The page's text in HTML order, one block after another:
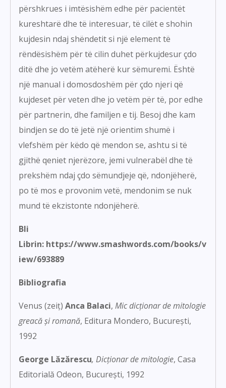
përshkrues i imtësishëm edhe për pacientët
kureshtarë dhe të interesuar, të cilët e shohin
kujdesin ndaj shëndetit si një element të
rëndësishëm për të cilin duhet përkujdesur çdo
ditë dhe jo vetëm atëherë kur sëmuremi. Është
një manual i domosdoshëm për çdo njeri që
kujdeset për veten dhe jo vetëm për të, por edhe
për partnerin, dhe familjen e tij. Besoj dhe kam
bindjen se do të jetë një orientim shumë i
vlefshëm për këdo që mendon se, ashtu si të
gjithë qeniet njerëzore, jemi vulnerabël dhe të
prekshëm ndaj çdo sëmundjeje që, ndonjëherë,
po të mos e provonim vetë, mendonim se nuk
mund të ekzistonte ndonjëherë.
Bli
Librin: https://www.smashwords.com/books/v
iew/693889
Bibliografia
Venus (zeiț) Anca Balaci, Mic dicționar de mitologie
greacă și romană, Editura Mondero, București,
1992
George Lăzărescu, Dicționar de mitologie, Casa
Editorială Odeon, București, 1992